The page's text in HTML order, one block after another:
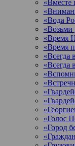
«Вместе
«Вода
«Возьми
«Время
«Время
«Всегда
«Всегда
«Голос
«Город